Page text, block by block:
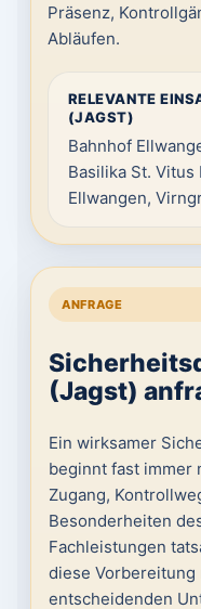
Präsenz,
Abläufen.
RELEVANTE
(JAGST)
Bahnhof
Basilika St. Vitus
Ellwangen,
ANFRAGE
(Jagst)
Ein wirksamer
beginnt fast immer
Zugang,
Besonderheiten
Fachleistungen
diese Vorbereitung
entscheidenden